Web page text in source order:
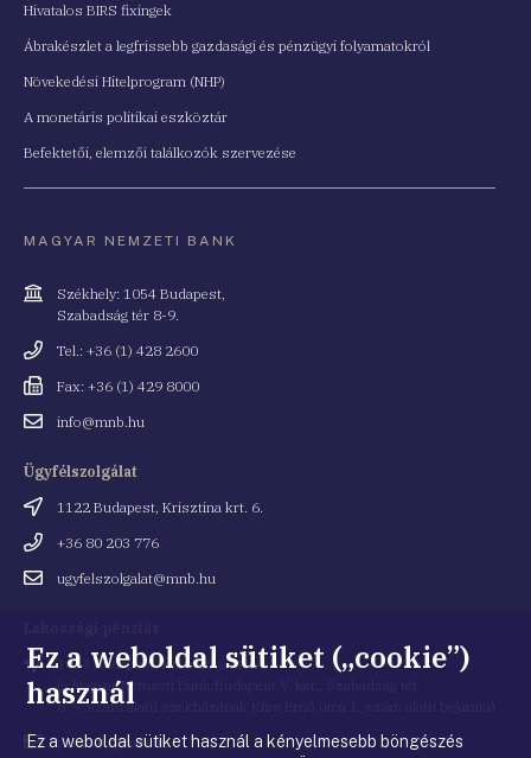
Hivatalos BIRS fixingek
Ábrakészlet a legfrissebb gazdasági és pénzügyi folyamatokról
Növekedési Hitelprogram (NHP)
A monetáris politikai eszköztár
Befektetői, elemzői találkozók szervezése
MAGYAR NEMZETI BANK
Cím
Székhely: 1054 Budapest,
Szabadság tér 8-9.
Telefonszám
Tel.: +36 (1) 428 2600
Fax
Fax: +36 (1) 429 8000
Emailinfo@mnb.hu
Ügyfélszolgálat
Cím
1122 Budapest, Krisztina krt. 6.
Telefonszám
+36 80 203 776
Emailugyfelszolgalat@mnb.hu
Cím 1054 Budapest, Kiss Ernő utca 1.
(a Magyar Nemzeti Bank Budapest V. ker., Szabadság tér
8-9. szám alatti székházának Kiss Ernő utca 1. szám alatti bejárata)
Email penztar@mnb.hu
Ez a weboldal sütiket („cookie”)
használ
Ez a weboldal sütiket használ a kényelmesebb böngészés